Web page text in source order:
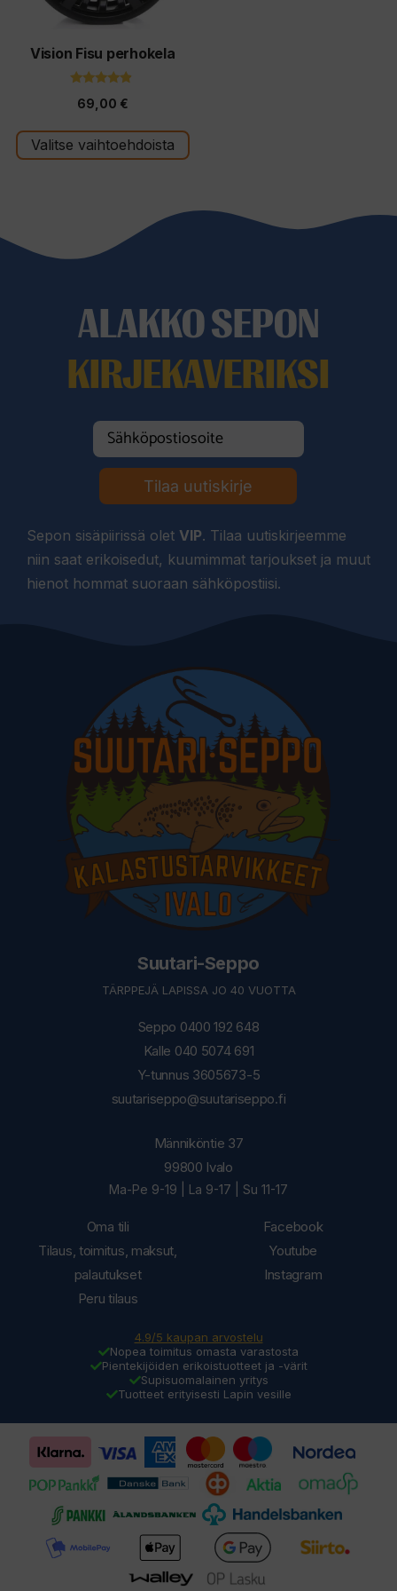
Vision Fisu perhokela
5:stä
69,00 €
Valitse vaihtoehdoista
tehdä
tuotteen
ALAKKO SEPON
KIRJEKAVERIKSI
Tilaa uutiskirje
Sepon sisäpiirissä olet VIP. Tilaa uutiskirjeemme
niin saat erikoisedut, kuumimmat tarjoukset ja muut
hienot hommat suoraan sähköpostiisi.
Suutari-Seppo
TÄRPPEJÄ LAPISSA JO 40 VUOTTA
Seppo 0400 192 648
Kalle 040 5074 691
Y-tunnus 3605673-5
suutariseppo@suutariseppo.fi
Oma tili
Tilaus, toimitus, maksut,
palautukset
Peru tilaus
Männiköntie 37
99800 Ivalo
Ma-Pe 9-19 | La 9-17 | Su 11-17
Facebook
Youtube
Instagram
4.9/5 kaupan arvostelu
Nopea toimitus omasta varastosta
Pientekijöiden erikoistuotteet ja -värit
Supisuomalainen yritys
Tuotteet erityisesti Lapin vesille